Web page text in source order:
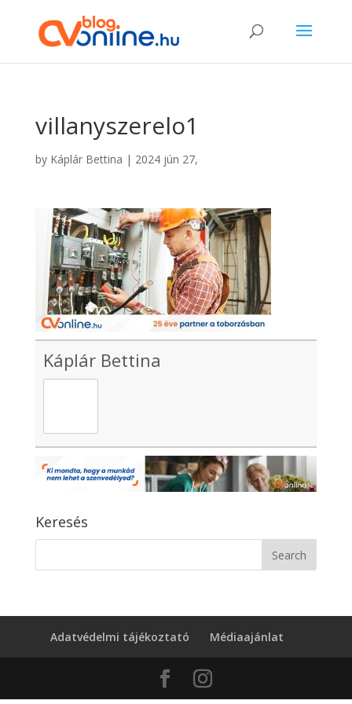
villanyszerelo1
by Káplár Bettina | 2024 jún 27,
Káplár Bettina
Keresés
Adatvédelmi tájékoztató Médiaajánlat